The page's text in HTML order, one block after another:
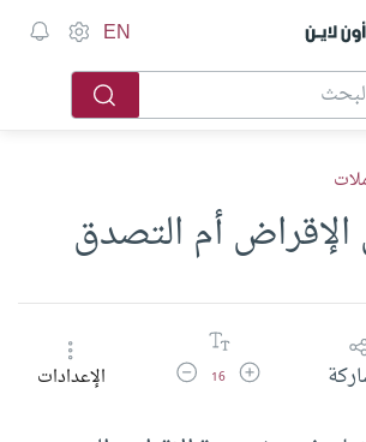
أون لاين EN
الإقراض أم التصدق
زيادة حجم الخط
16 تقليل حجم الخطالإعدادات